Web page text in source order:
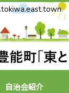
自治会紹介